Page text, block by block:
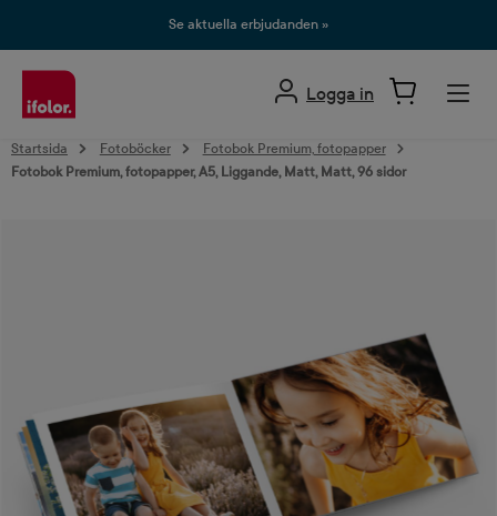
Se aktuella erbjudanden »
Logga in
Startsida Fotoböcker
Fotobok Premium, fotopapper
Fotobok Premium, fotopapper, A5, Liggande, Matt, Matt, 96 sidor